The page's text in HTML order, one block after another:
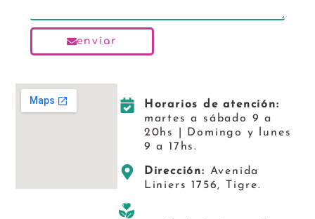
enviar
Horarios de atención:
martes a sábado 9 a
20hs | Domingo y lunes
9 a 17hs.
Dirección: Avenida
Liniers 1756, Tigre.